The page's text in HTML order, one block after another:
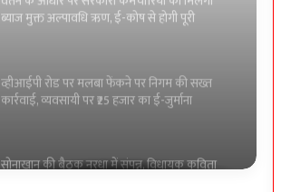
व्हीआईपी रोड पर मलबा फेंकने पर निगम की सख्त
कार्रवाई, व्यवसायी पर ₹25 हजार का ई-जुर्माना
सोनाखान की बैठक नरधा में संपन्न, विधायक कविता
हुई शामिल:-युधिष्ठिर नायक